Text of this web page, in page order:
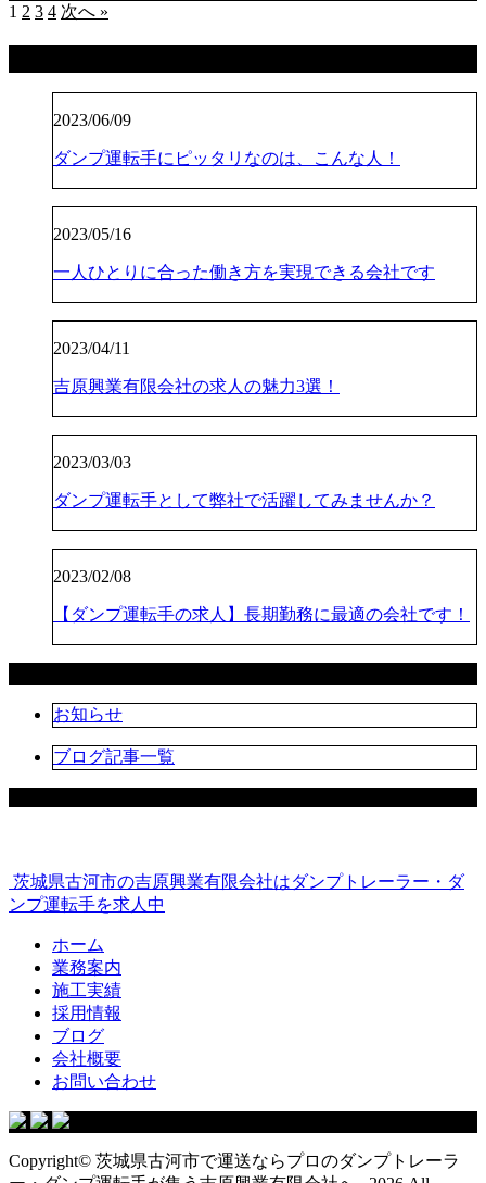
1 2 3 4 次へ »
2023/06/09
ダンプ運転手にピッタリなのは、こんな人！
2023/05/16
一人ひとりに合った働き方を実現できる会社です
2023/04/11
吉原興業有限会社の求人の魅力3選！
2023/03/03
ダンプ運転手として弊社で活躍してみませんか？
2023/02/08
【ダンプ運転手の求人】長期勤務に最適の会社です！
お知らせ
ブログ記事一覧
茨城県古河市の吉原興業有限会社はダンプトレーラー・ダ
ンプ運転手を求人中
ホーム
業務案内
施工実績
採用情報
ブログ
会社概要
お問い合わせ
Copyright© 茨城県古河市で運送ならプロのダンプトレーラ